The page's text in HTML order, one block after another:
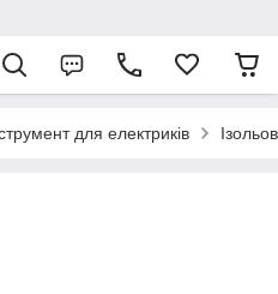
для електриків